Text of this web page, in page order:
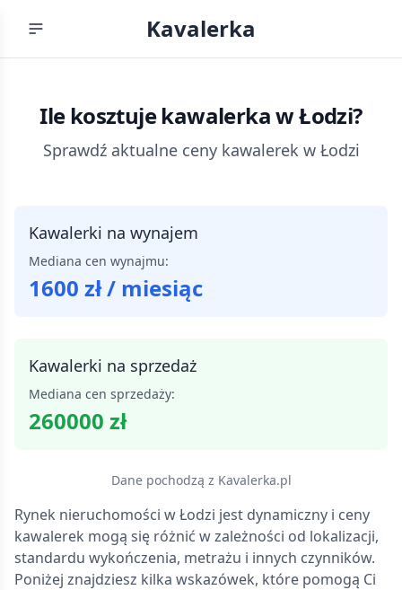
Kavalerka
Ile kosztuje kawalerkaw Łodzi?
Sprawdź aktualne ceny kawalerek w Łodzi
Kawalerki na wynajem
Mediana cen wynajmu:
1600 zł / miesiąc
Kawalerki na sprzedaż
Mediana cen sprzedaży:
260000 zł
Dane pochodzą z Kavalerka.pl
Rynek nieruchomości w Łodzi jest dynamiczny i ceny
kawalerek mogą się różnić w zależności od lokalizacji,
standardu wykończenia, metrażu i innych czynników.
Poniżej znajdziesz kilka wskazówek, które pomogą Ci